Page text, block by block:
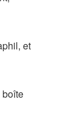
et
boîte